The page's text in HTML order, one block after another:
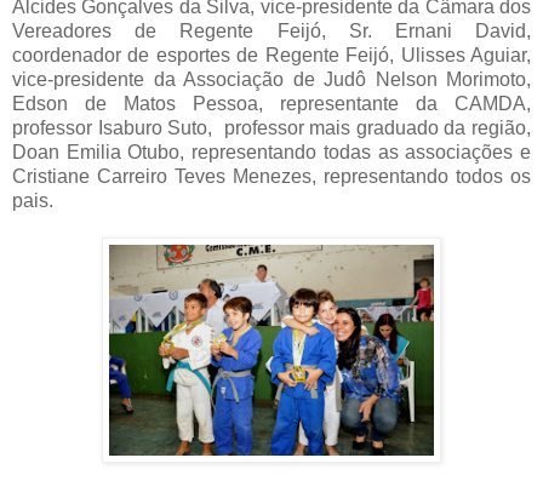
Alcides Gonçalves da Silva, vice-presidente da Câmara dos
Vereadores de Regente Feijó, Sr. Ernani David,
coordenador de esportes de Regente Feijó, Ulisses Aguiar,
vice-presidente da Associação de Judô Nelson Morimoto,
Edson de Matos Pessoa, representante da CAMDA,
professor Isaburo Suto, professor mais graduado da região,
Doan Emilia Otubo, representando todas as associações e
Cristiane Carreiro Teves Menezes, representando todos os
pais.